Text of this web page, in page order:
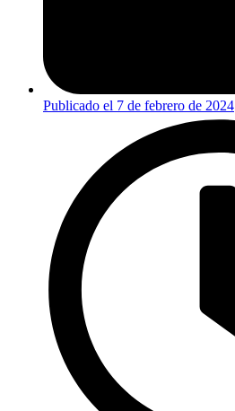
Publicado el 7 de febrero de 2024